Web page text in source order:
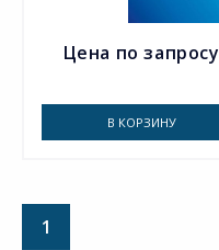
Цена по запросу
В КОРЗИНУ
1